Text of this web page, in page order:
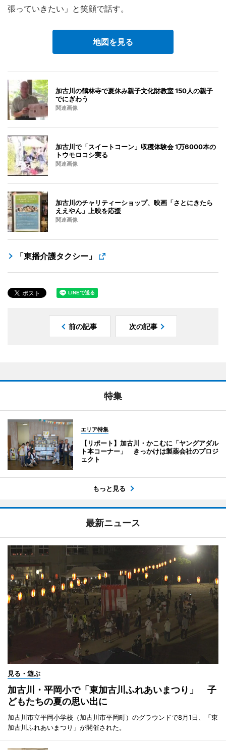
張っていきたい」と笑顔で話す。
地図を見る
加古川の鶴林寺で夏休み親子文化財教室 150人の親子
でにぎわう
関連画像
加古川で「スイートコーン」収穫体験会 1万6000本の
トウモロコシ実る
関連画像
加古川のチャリティーショップ、映画「さとにきたら
ええやん」上映を応援
関連画像
「東播介護タクシー」
前の記事 次の記事
特集
エリア特集
【リポート】加古川・かこむに「ヤングアダル
ト本コーナー」 きっかけは製薬会社のプロジ
ェクト
もっと見る
最新ニュース
見る・遊ぶ
加古川・平岡小で「東加古川ふれあいまつり」 子
どもたちの夏の思い出に
加古川市立平岡小学校（加古川市平岡町）のグラウンドで8月1日、「東
加古川ふれあいまつり」が開催された。